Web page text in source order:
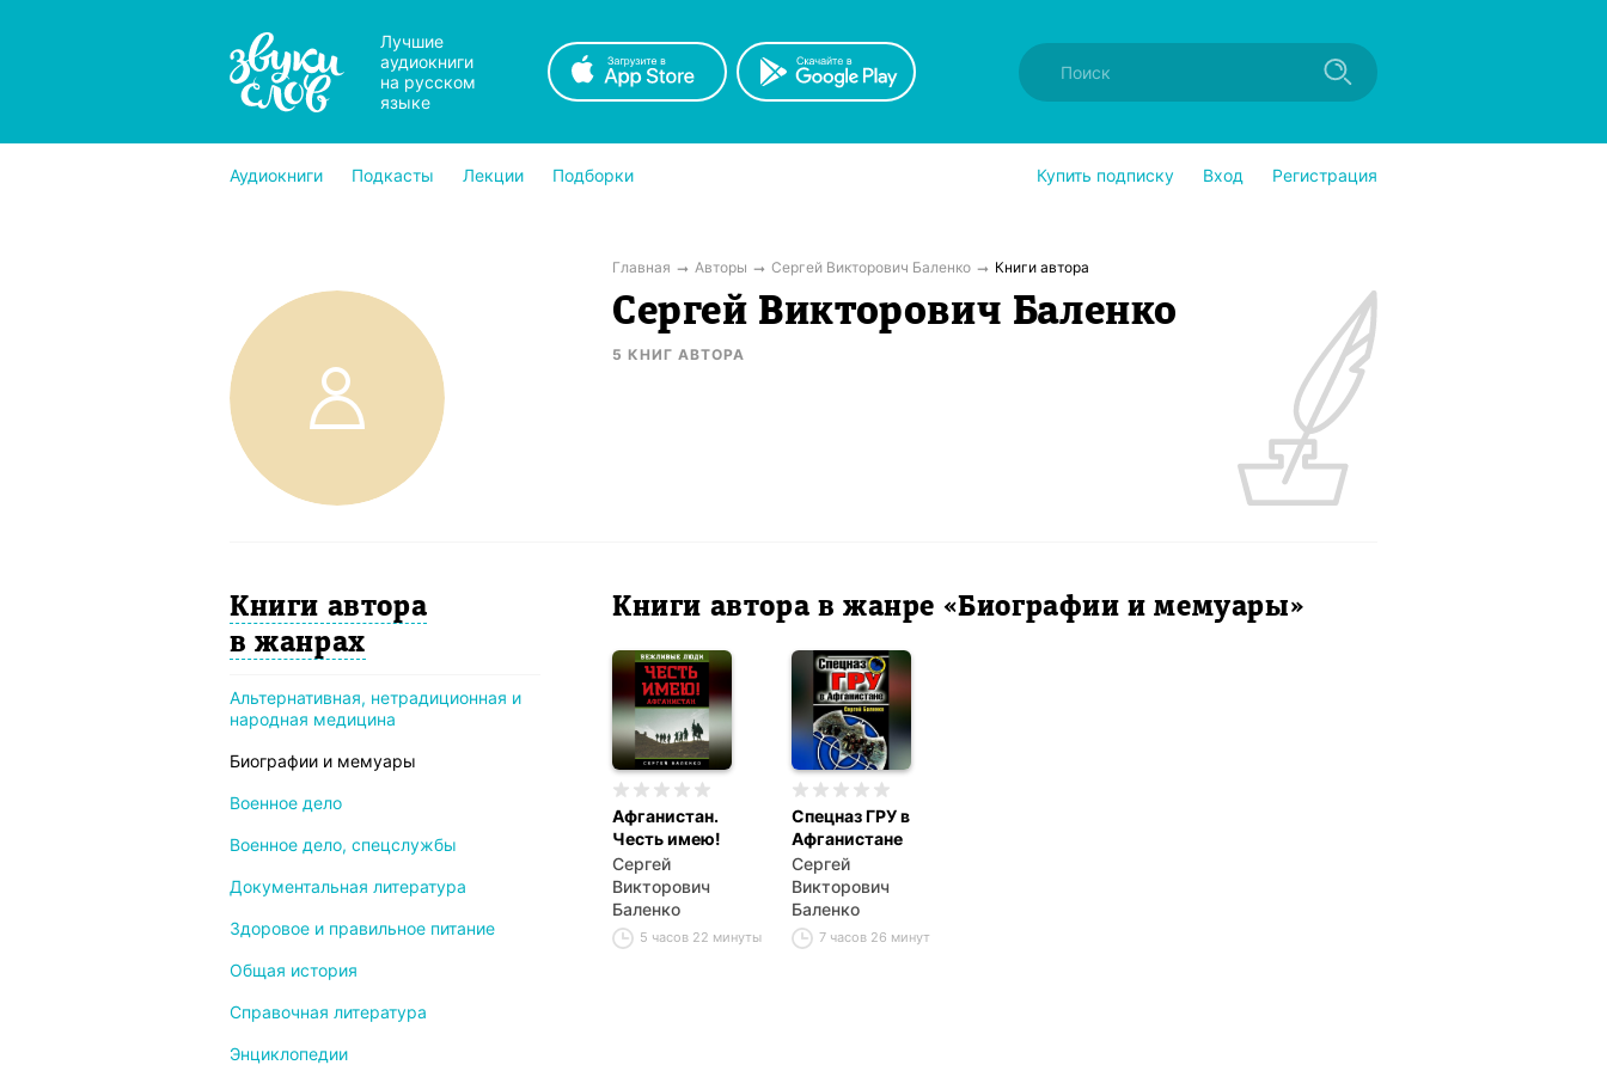
Лучшие
аудиокниги
на русском
языке
Аудиокниги Подкасты Лекции Подборки Купить подписку Вход Регистрация
Главная Авторы Сергей Викторович Баленко Книги автора
Сергей Викторович Баленко
5 КНИГ АВТОРА
Книги автора
в жанрах
Альтернативная, нетрадиционная и
народная медицина
Биографии и мемуары
Военное дело
Военное дело, спецслужбы
Документальная литература
Здоровое и правильное питание
Общая история
Справочная литература
Энциклопедии
Книги автора в жанре «Биографии и мемуары»
Афганистан.
Честь имею!
Сергей
Викторович
Баленко
5 часов 22 минуты
Спецназ ГРУ в
Афганистане
Сергей
Викторович
Баленко
7 часов 26 минут